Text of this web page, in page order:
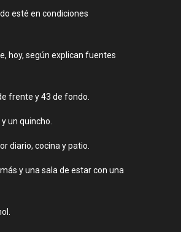
esté en condiciones
hoy, según explican fuentes
frente y 43 de fondo.
un quincho.
diario, cocina y patio.
y una sala de estar con una